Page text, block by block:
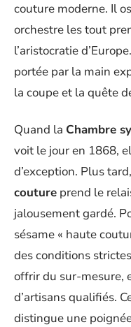
couture moderne. Il
orchestre les tout
l’aristocratie
portée par la main
la coupe et la quête
Quand la Chambre
voit le jour en 1868,
d’exception. Plus
couture prend le
jalousement gardé.
sésame « haute
des conditions
offrir du sur-mesure,
d’artisans qualifiés.
distingue une